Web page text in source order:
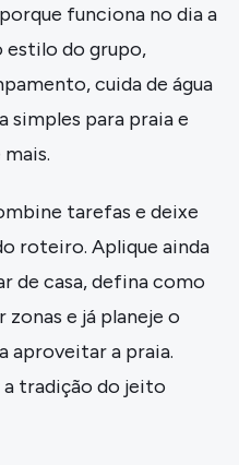
funciona no dia a
estilo do grupo,
cuida de água
simples para praia e
tarefas e deixe
roteiro. Aplique ainda
de casa, defina como
e já planeje o
aproveitar a praia.
tradição do jeito